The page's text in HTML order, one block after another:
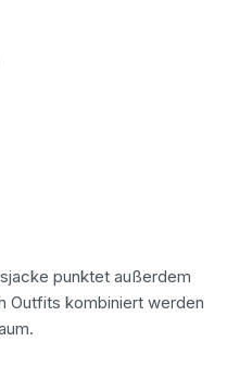
punktet außerdem
Outfits kombiniert werden